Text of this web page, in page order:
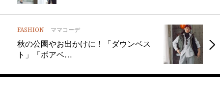
FASHION ママコーデ
秋の公園やお出かけに！「ダウンベス
ト」「ボアベ…